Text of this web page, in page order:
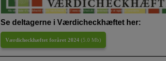
Se deltagerne i Værdicheckhæftet her:
Værdicheckhæftet foråret 2024 (5.0 Mb)